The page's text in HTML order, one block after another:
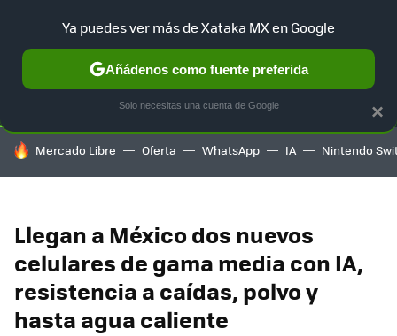
SELECCIÓN GAMING HOME AUTO TERRITORIO
HOY SE HABLA DE
Mercado Libre Oferta WhatsApp IA Nintendo
Llegan a México dos nuevos
celulares de gama media con IA,
resistencia a caídas, polvo y
hasta agua caliente
×
Ya puedes ver más de Xataka MX en Google
Añádenos como fuente preferida
Solo necesitas una cuenta de Google